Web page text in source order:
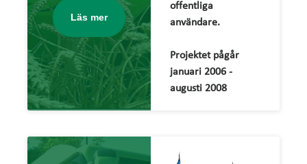
Läs mer
offentliga
användare.
Projektet pågår
januari 2006 -
augusti 2008